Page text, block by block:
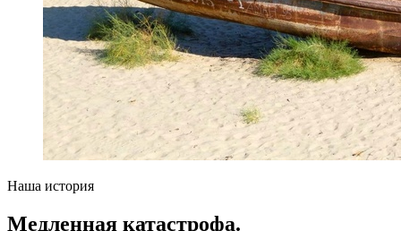
Наша история
Медленная катастрофа.